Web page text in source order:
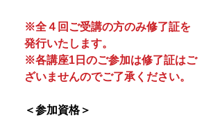
※全４回ご受講の方のみ修了証を
発行いたします。
※各講座1日のご参加は修了証はご
ざいませんのでご了承ください。
＜参加資格＞